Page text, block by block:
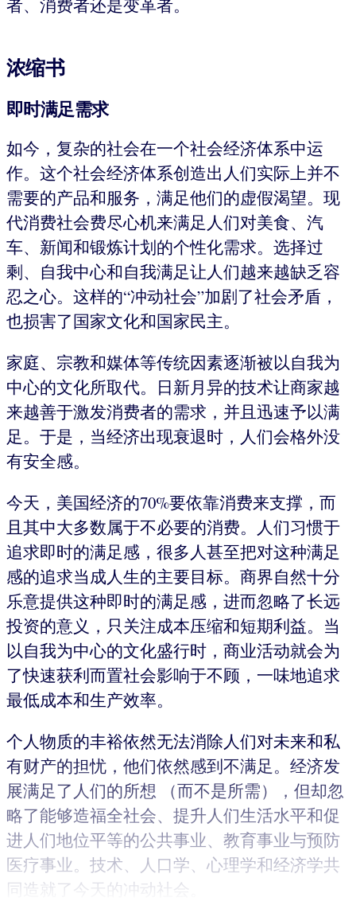
浓缩书
即时满足需求
如今，复杂的社会在一个社会经济体系中运
作。这个社会经济体系创造出人们实际上并不
需要的产品和服务，满足他们的虚假渴望。现
代消费社会费尽心机来满足人们对美食、汽
车、新闻和锻炼计划的个性化需求。选择过
剩、自我中心和自我满足让人们越来越缺乏容
忍之心。这样的“冲动社会”加剧了社会矛盾，
也损害了国家文化和国家民主。
家庭、宗教和媒体等传统因素逐渐被以自我为
中心的文化所取代。日新月异的技术让商家越
来越善于激发消费者的需求，并且迅速予以满
足。于是，当经济出现衰退时，人们会格外没
有安全感。
今天，美国经济的70%要依靠消费来支撑，而
且其中大多数属于不必要的消费。人们习惯于
追求即时的满足感，很多人甚至把对这种满足
感的追求当成人生的主要目标。商界自然十分
乐意提供这种即时的满足感，进而忽略了长远
投资的意义，只关注成本压缩和短期利益。当
以自我为中心的文化盛行时，商业活动就会为
了快速获利而置社会影响于不顾，一味地追求
最低成本和生产效率。
个人物质的丰裕依然无法消除人们对未来和私
有财产的担忧，他们依然感到不满足。经济发
展满足了人们的所想 （而不是所需），但却忽
略了能够造福全社会、提升人们生活水平和促
进人们地位平等的公共事业、教育事业与预防
医疗事业。技术、人口学、心理学和经济学共
同造就了今天的冲动社会。